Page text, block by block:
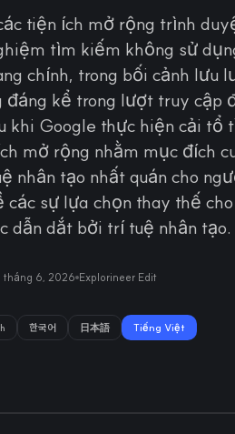
tiện ích mở rộng trình
tìm kiếm không sử
chính, trong bối cảnh lưu
đáng kể trong lượt truy cập
khi Google thực hiện cải tổ
mở rộng nhằm mục đích
nhân tạo nhất quán cho
các sự lựa chọn thay thế
dẫn dắt bởi trí tuệ nhân tạo.
tháng 6, 2026 Explorineer Edit
한국어 日本語 Tiếng Việt